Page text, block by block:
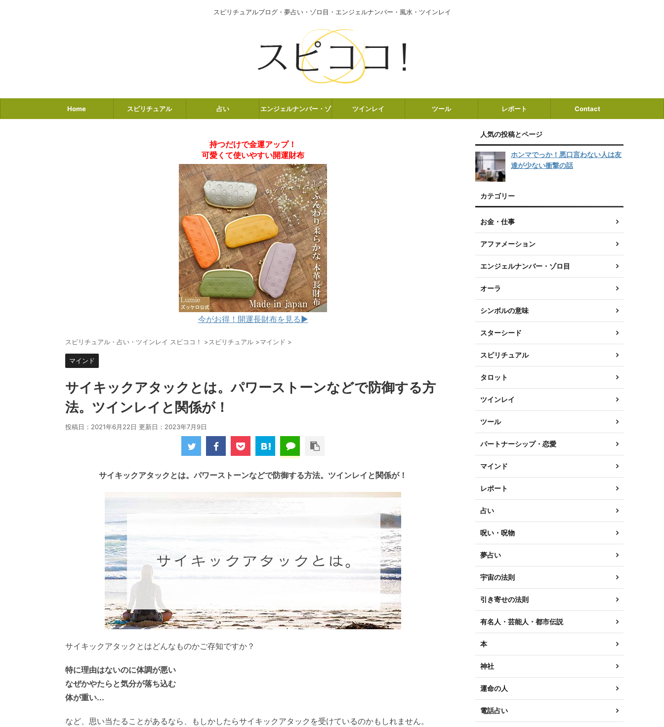
スピリチュアルブログ・夢占い・ゾロ目・エンジェルナンバー・風水・ツインレイ
Home スピリチュアル 占い エンジェルナンバー・ゾ ツインレイ ツール レポート Contact
持つだけで金運アップ！
可愛くて使いやすい開運財布
今がお得！開運長財布を見る▶︎
スピリチュアル・占い・ツインレイ スピココ！ >スピリチュアル >マインド >
マインド
サイキックアタックとは。パワーストーンなどで防御する方
法。ツインレイと関係が！
投稿日：2021年6月22日 更新日： 2023年7月9日
サイキックアタックとは。パワーストーンなどで防御する方法。ツインレイと関係が！
サイキックアタックとはどんなものかご存知ですか？
特に理由はないのに体調が悪い
なぜかやたらと気分が落ち込む
体が重い...
など、思い当たることがあるなら、もしかしたらサイキックアタックを受けているのかもしれません。
人気の投稿とページ
ホンマでっか！悪口言わない人は友
達が少ない衝撃の話
カテゴリー
お金・仕事
アファメーション
エンジェルナンバー・ゾロ目
オーラ
シンボルの意味
スターシード
スピリチュアル
タロット
ツインレイ
ツール
パートナーシップ・恋愛
マインド
レポート
占い
呪い・呪物
夢占い
宇宙の法則
引き寄せの法則
有名人・芸能人・都市伝説
本
神社
運命の人
電話占い